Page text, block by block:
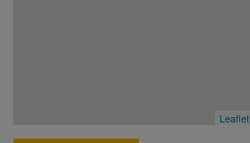
Leaflet